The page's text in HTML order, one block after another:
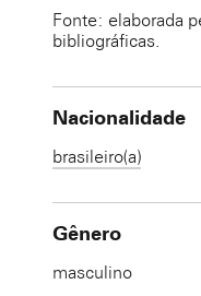
Fonte: elaborada
bibliográficas.
Nacionalidade
brasileiro(a)
Gênero
masculino